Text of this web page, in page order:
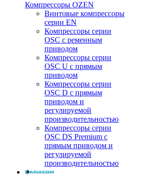
Компрессоры OZEN
Винтовые компрессоры
серии EN
Компрессоры серии
OSC с ременным
приводом
Компрессоры серии
OSC U с прямым
приводом
Компрессоры серии
OSC D с прямым
приводом и
регулируемой
производительностью
Компрессоры серии
OSC DS Premium с
прямым приводом и
регулируемой
производительностью